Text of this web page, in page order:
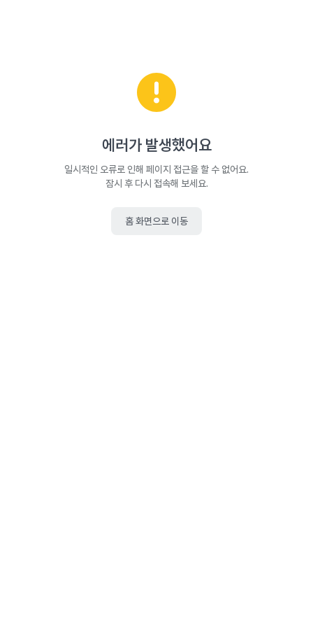
에러가 발생했어요
일시적인 오류로 인해 페이지 접근을 할 수 없어요.
잠시 후 다시 접속해 보세요.
홈 화면으로 이동